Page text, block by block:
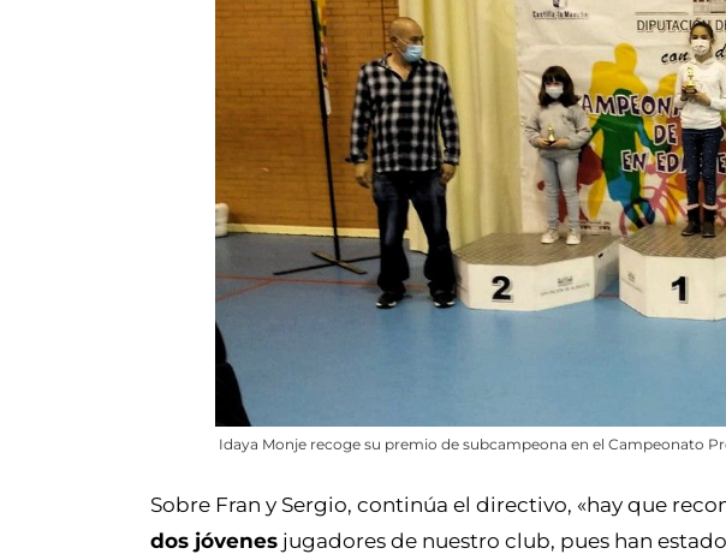
Idaya Monje recoge su premio de subcampeona en el Campeonato
Sobre Fran y Sergio, continúa el directivo, «hay que
dos jóvenes jugadores de nuestro club, pues han